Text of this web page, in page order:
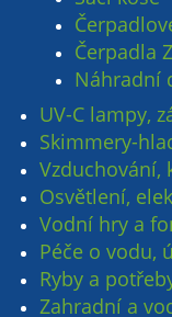
Čerpadla
Náhradní
UV-C lampy,
Skimmery-
Vzduchování,
Osvětlení,
Vodní hry a
Péče o vodu,
Ryby a
Zahradní a